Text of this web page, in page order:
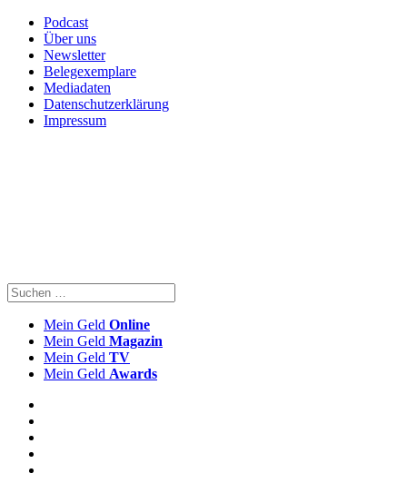
Podcast
Über uns
Newsletter
Belegexemplare
Mediadaten
Datenschutzerklärung
Impressum
Mein Geld Online
Mein Geld Magazin
Mein Geld TV
Mein Geld Awards